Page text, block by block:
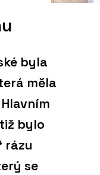
byla
měla
bylo
rázu
se